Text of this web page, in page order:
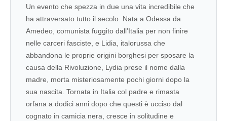
Un evento che spezza in due una vita incredibile che
ha attraversato tutto il secolo. Nata a Odessa da
Amedeo, comunista fuggito dall’Italia per non finire
nelle carceri fasciste, e Lidia, italorussa che
abbandona le proprie origini borghesi per sposare la
causa della Rivoluzione, Lydia prese il nome dalla
madre, morta misteriosamente pochi giorni dopo la
sua nascita. Tornata in Italia col padre e rimasta
orfana a dodici anni dopo che questi è ucciso dal
cognato in camicia nera, cresce in solitudine e